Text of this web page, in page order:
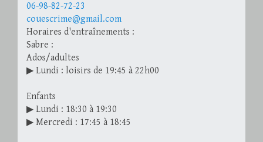
06-98-82-72-23
couescrime@gmail.com
Horaires d'entraînements :
Sabre :
Ados/adultes
▶ Lundi : loisirs de 19:45 à 22h00
Enfants
▶ Lundi : 18:30 à 19:30
▶ Mercredi : 17:45 à 18:45